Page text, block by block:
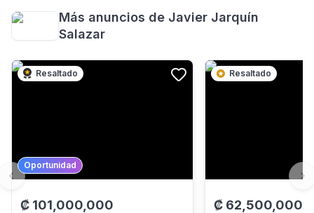
Más anuncios de Javier Jarquín
Salazar
Resaltado
Oportunidad
₡ 101,000,000
Resaltado
₡ 62,500,000
Previous slide